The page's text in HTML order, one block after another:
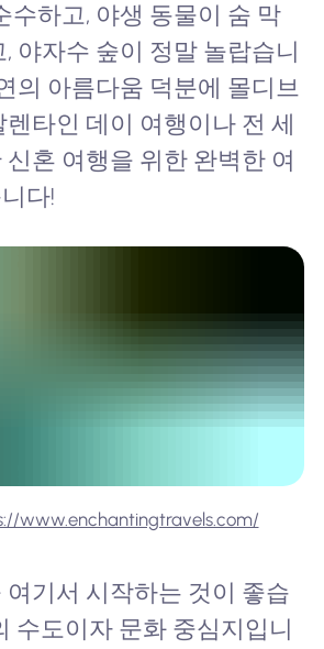
수하고, 야생 동물이 숨 막
야자수 숲이 정말 놀랍습니
의 아름다움 덕분에 몰디브
타인 데이 여행이나 전 세
혼 여행을 위한 완벽한 여
다!
www.enchantingtravels.com/
기서 시작하는 것이 좋습
수도이자 문화 중심지입니